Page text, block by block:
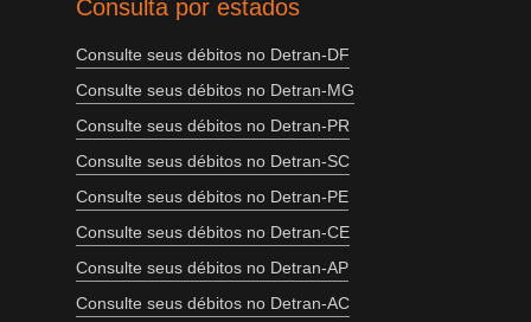
Consulta por estados
Consulte seus débitos no Detran-DF
Consulte seus débitos no Detran-MG
Consulte seus débitos no Detran-PR
Consulte seus débitos no Detran-SC
Consulte seus débitos no Detran-PE
Consulte seus débitos no Detran-CE
Consulte seus débitos no Detran-AP
Consulte seus débitos no Detran-AC